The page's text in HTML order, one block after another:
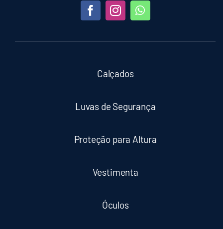
Calçados
Luvas de Segurança
Proteção para Altura
Vestimenta
Óculos